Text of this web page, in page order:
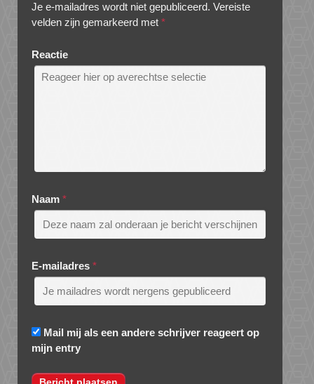
Je e-mailadres wordt niet gepubliceerd. Vereiste
velden zijn gemarkeerd met *
Reactie
Naam *
E-mailadres *
Mail mij als een andere schrijver reageert op
mijn entry